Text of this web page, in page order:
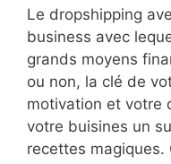
Le dropshipping
business avec
grands moyens
ou non, la clé de
motivation et votre
votre buisines un
recettes